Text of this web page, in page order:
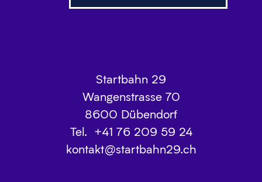
Startbahn 29
Wangenstrasse 70
8600 Dübendorf
Tel. +41 76 209 59 24
kontakt@startbahn29.ch